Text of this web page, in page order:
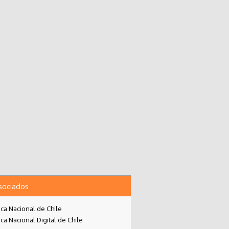
Nacional de Chile
Nacional Digital de Chile